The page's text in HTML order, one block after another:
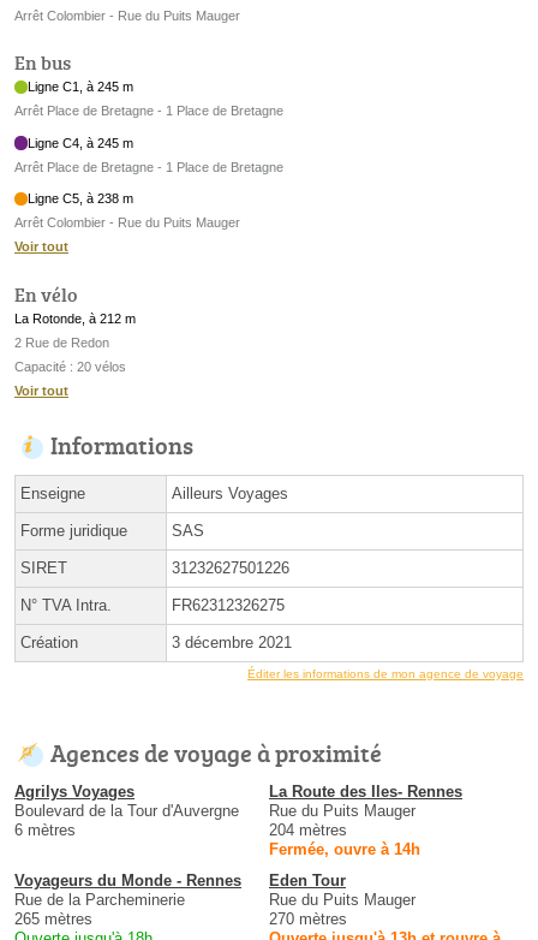
Arrêt Colombier - Rue du Puits Mauger
En bus
Ligne C1, à 245 m
Arrêt Place de Bretagne - 1 Place de Bretagne
Ligne C4, à 245 m
Arrêt Place de Bretagne - 1 Place de Bretagne
Ligne C5, à 238 m
Arrêt Colombier - Rue du Puits Mauger
Voir tout
En vélo
La Rotonde, à 212 m
2 Rue de Redon
Capacité : 20 vélos
Voir tout
Informations
Enseigne Ailleurs Voyages
Forme juridique SAS
SIRET 31232627501226
N° TVA Intra. FR62312326275
Création 3 décembre 2021
Éditer les informations de mon agence de voyage
Agences de voyage à proximité
Agrilys Voyages
Boulevard de la Tour d'Auvergne
6 mètres
La Route des Iles- Rennes
Rue du Puits Mauger
204 mètres
Fermée, ouvre à 14h
Voyageurs du Monde - Rennes
Rue de la Parcheminerie
265 mètres
Eden Tour
Rue du Puits Mauger
270 mètres